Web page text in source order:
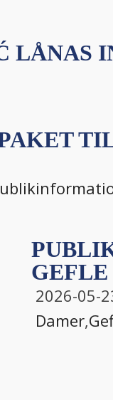
LÅNAS
GEFLE
2026-05-
Damer,